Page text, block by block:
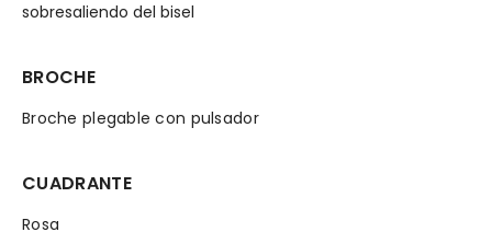
sobresaliendo del bisel
BROCHE
Broche plegable con pulsador
CUADRANTE
Rosa